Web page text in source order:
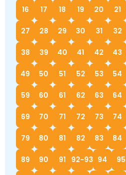
16 17 18 19 20 21
27 28 29 30 31 32
38 39 40 41 42 43
49 50 51 52 53 54
59 60 61 62 63 64
69 70 71 72 73 74
79 80 81 82 83 84
89 90 91 92-93 94 95